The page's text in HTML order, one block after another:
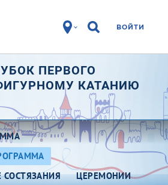
ВОЙТИ
ПЕРВОГО
КАТАНИЮ
ЦЕРЕМОНИИ